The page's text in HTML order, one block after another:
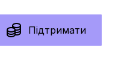
Підтримати